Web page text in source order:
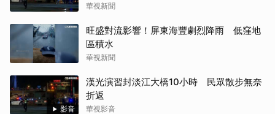
華視新聞
旺盛對流影響！屏東海豐劇烈降雨 低窪地
區積水
華視新聞
影音
漢光演習封淡江大橋10小時 民眾散步無奈
折返
華視影音